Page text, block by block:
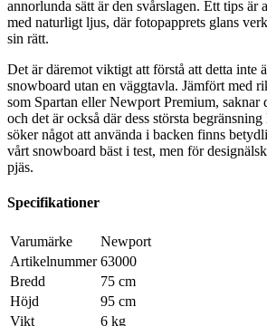
annorlunda sätt är den svårslagen. Ett tips är
med naturligt ljus, där fotopapprets glans
sin rätt.
Det är däremot viktigt att förstå att detta inte
snowboard utan en väggtavla. Jämfört med
som Spartan eller Newport Premium, saknar
och det är också där dess största
söker något att använda i backen finns
vårt snowboard bäst i test, men för
pjäs.
Specifikationer
Varumärke
Newport
Artikelnummer 63000
Bredd
75 cm
Höjd
95 cm
Vikt
6 kg